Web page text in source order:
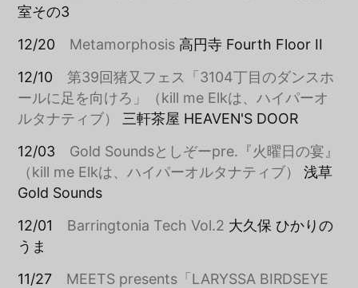
室その3
12/20 Metamorphosis 高円寺 Fourth Floor II
12/10第39回猪又フェス「3104丁目のダンスホ
ールに足を向けろ」（kill me Elkは、ハイパーオ
ルタナティブ）
三軒茶屋 HEAVEN'S DOOR
12/03 Gold Soundsとしぞーpre.『火曜日の宴』
（kill me Elkは、ハイパーオルタナティブ）
浅草
Gold Sounds
12/01 Barringtonia Tech Vol.2 大久保 ひかりの
うま
11/27 MEETS presents「LARYSSA BIRDSEYE